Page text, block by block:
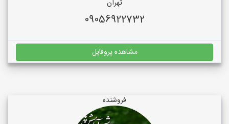
تهران
09056922732
مشاهده پروفایل
فروشنده